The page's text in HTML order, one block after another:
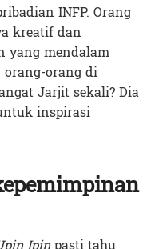
INFP. Orang
kreatif dan
yang mendalam
orang-orang di
Jarjit sekali? Dia
inspirasi